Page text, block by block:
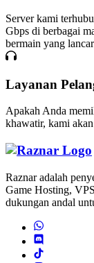
Server kami
Gbps di berbagai
bermain yang
Layanan
Apakah Anda
khawatir, kami
Raznar Home
Raznar adalah
Game Hosting,
dukungan andal